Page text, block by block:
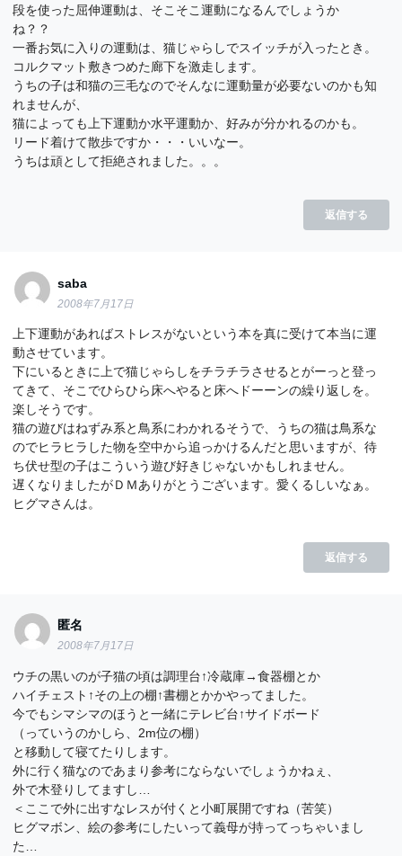
段を使った屈伸運動は、そこそこ運動になるんでしょうか
ね？？
一番お気に入りの運動は、猫じゃらしでスイッチが入ったとき。
コルクマット敷きつめた廊下を激走します。
うちの子は和猫の三毛なのでそんなに運動量が必要ないのかも知
れませんが、
猫によっても上下運動か水平運動か、好みが分かれるのかも。
リード着けて散歩ですか・・・いいなー。
うちは頑として拒絶されました。。。
返信する
saba
2008年7月17日
上下運動があればストレスがないという本を真に受けて本当に運
動させています。
下にいるときに上で猫じゃらしをチラチラさせるとがーっと登っ
てきて、そこでひらひら床へやると床へドーーンの繰り返しを。
楽しそうです。
猫の遊びはねずみ系と鳥系にわかれるそうで、うちの猫は鳥系な
のでヒラヒラした物を空中から追っかけるんだと思いますが、待
ち伏せ型の子はこういう遊び好きじゃないかもしれません。
遅くなりましたがＤＭありがとうございます。愛くるしいなぁ。
ヒグマさんは。
返信する
匿名
2008年7月17日
ウチの黒いのが子猫の頃は調理台↑冷蔵庫→食器棚とか
ハイチェスト↑その上の棚↑書棚とかかやってました。
今でもシマシマのほうと一緒にテレビ台↑サイドボード
（っていうのかしら、2m位の棚）
と移動して寝てたりします。
外に行く猫なのであまり参考にならないでしょうかねぇ、
外で木登りしてますし…
＜ここで外に出すなレスが付くと小町展開ですね（苦笑）
ヒグマボン、絵の参考にしたいって義母が持ってっちゃいまし
た…